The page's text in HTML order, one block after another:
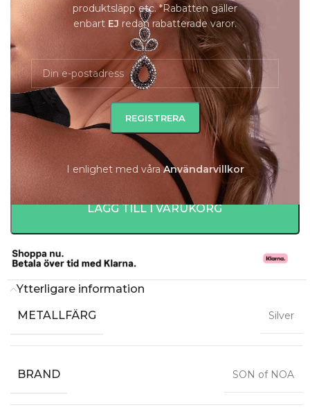
produktsläpp etc. *Rabatten gäller
enbart EJ redan rabatterade varor.
I enlighet med våraAnvändarvillkor
SON Halsband Stål pansar borstad 60cm
769kr 577kr
I lager
I lager
-
LÄGG TILL I VARUKORG
Ytterligare information
METALLFÄRG
Silver
BRAND SON of NOA